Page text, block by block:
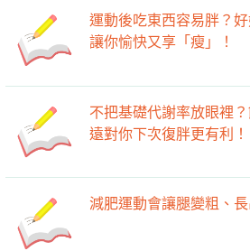
運動後吃東西容易胖？
讓你愉快又享「瘦」！
不把基礎代謝率放眼裡
遠對你下次復胖更有利！
減肥運動會讓腿變粗、